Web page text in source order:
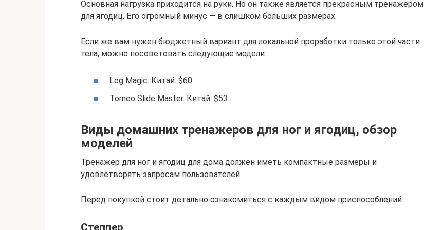
Основная нагрузка приходится на руки. Но он также является прекрасным тренажёром
для ягодиц. Его огромный минус — в слишком больших размерах.
Если же вам нужен бюджетный вариант для локальной проработки только этой части
тела, можно посоветовать следующие модели:
Leg Magic. Китай. $60.
Torneo Slide Master. Китай. $53.
Виды домашних тренажеров для ног и ягодиц, обзор
моделей
Тренажер для ног и ягодиц для дома должен иметь компактные размеры и
удовлетворять запросам пользователей.
Перед покупкой стоит детально ознакомиться с каждым видом приспособлений.
Степпер